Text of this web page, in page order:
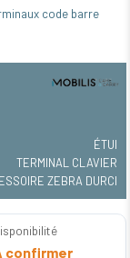
code barre
ÉTUI
TERMINAL CLAVIER
ZEBRA DURCI
confirmer